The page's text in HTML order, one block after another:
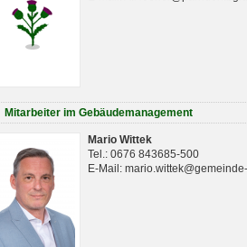
Mitarbeiter im Gebäudemanagement
Mario Wittek
Tel.: 0676 843685-500
E-Mail: